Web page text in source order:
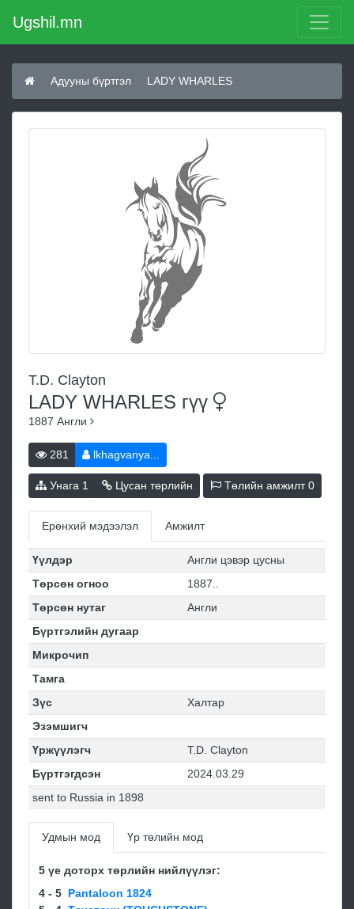
Ugshil.mn
Адууны бүртгэл LADY WHARLES
T.D. Clayton
LADY WHARLES гүү
1887 Англи
281 lkhagvanya...
Унага 1 Цусан төрлийн Төлийн амжилт0
Ерөнхий мэдээлэл Амжилт
Үүлдэр
Англи цэвэр цусны
Төрсөн огноо
1887..
Төрсөн нутаг
Англи
Бүртгэлийн дугаар
Микрочип
Тамга
Зүс
Халтар
Эзэмшигч
Үржүүлэгч
T.D. Clayton
Бүртгэгдсэн
2024.03.29
sent to Russia in 1898
Удмын мод Үр төлийн мод
5 үе доторх төрлийн нийлүүлэг:
4 - 5 Pantaloon 1824